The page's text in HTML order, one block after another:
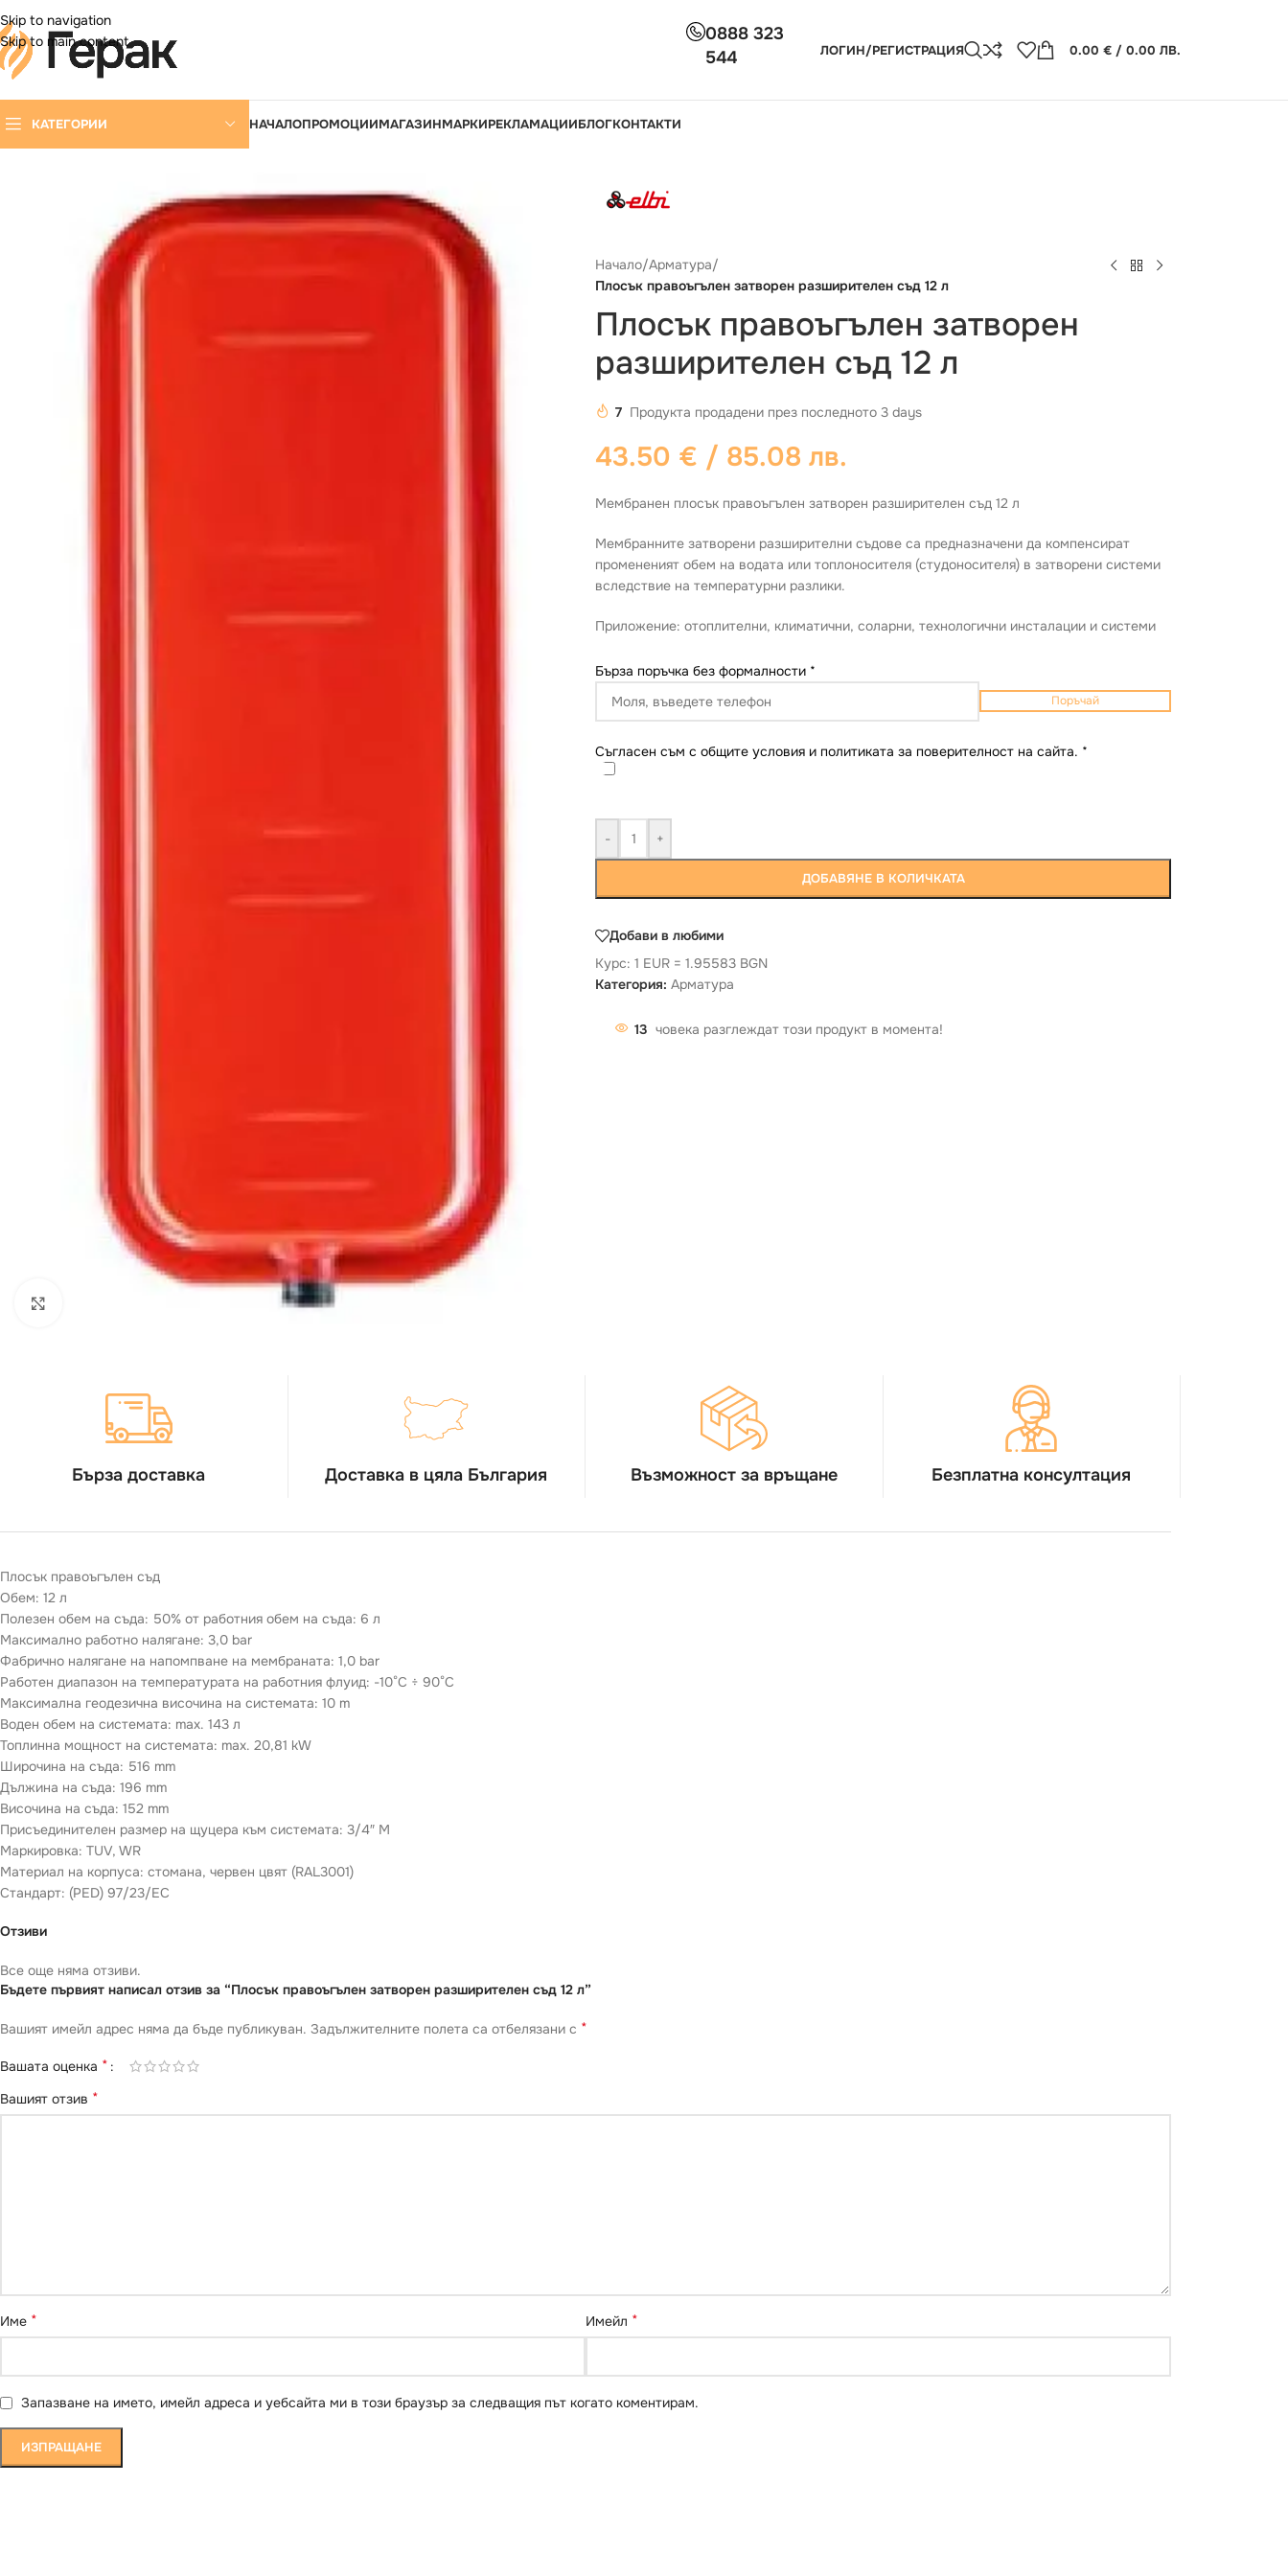
Skip to navigation
Skip to main content
0888 323
544
ЛОГИН/РЕГИСТРАЦИЯ 0.00 € / 0.00 ЛВ.
КАТЕГОРИИ НАЧАЛОПРОМОЦИИМАГАЗИНМАРКИРЕКЛАМАЦИИБЛОГКОНТАКТИ
Начало/Арматура/
Плосък правоъгълен затворен разширителен съд 12 л
Плосък правоъгълен затворен
разширителен съд 12 л
7 Продукта продадени през последното 3 days
43.50 € / 85.08 лв.
Мембранен плосък правоъгълен затворен разширителен съд 12 л
Мембранните затворени разширителни съдове са предназначени да компенсират
промененият обем на водата или топлоносителя (студоносителя) в затворени системи
вследствие на температурни разлики.
Приложение: отоплителни, климатични, соларни, технологични инсталации и системи
Бърза поръчка без формалности *
Поръчай
Съгласен съм с общите условия и политиката за поверителност на сайта. *
- +
ДОБАВЯНЕ В КОЛИЧКАТА
Добави в любими
Курс: 1 EUR = 1.95583 BGN
Категория: Арматура
13 човека разглеждат този продукт в момента!
Бърза доставка Доставка в цяла България Възможност за връщане Безплатна консултация
Плосък правоъгълен съд
Обем: 12 л
Полезен обем на съдa: 50% от работния обем на съда: 6 л
Максимално работно налягане: 3,0 bar
Фабрично налягане на напомпване на мембраната: 1,0 bar
Работен диапазон на температурата на работния флуид: -10°C ÷ 90°C
Максимална геодезична височина на системата: 10 m
Воден обем на системата: max. 143 л
Топлинна мощност на системата: max. 20,81 kW
Широчина на съда: 516 mm
Дължина на съда: 196 mm
Височина на съда: 152 mm
Присъединителен размер на щуцера към системата: 3/4″ М
Маркировка: TUV, WR
Материал на корпуса: стомана, червен цвят (RAL3001)
Стандарт: (PED) 97/23/EC
Отзиви
Все още няма отзиви.
Бъдете първият написал отзив за “Плосък правоъгълен затворен разширителен съд 12 л”
Вашият имейл адрес няма да бъде публикуван. Задължителните полета са отбелязани с *
Вашата оценка *
Вашият отзив *
Име * Имейл *
Запазване на името, имейл адреса и уебсайта ми в този браузър за следващия път когато коментирам.